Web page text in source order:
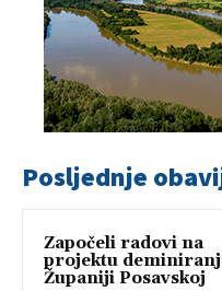
Posljednje
Započeli radovi na
projektu
Županiji Posavskoj